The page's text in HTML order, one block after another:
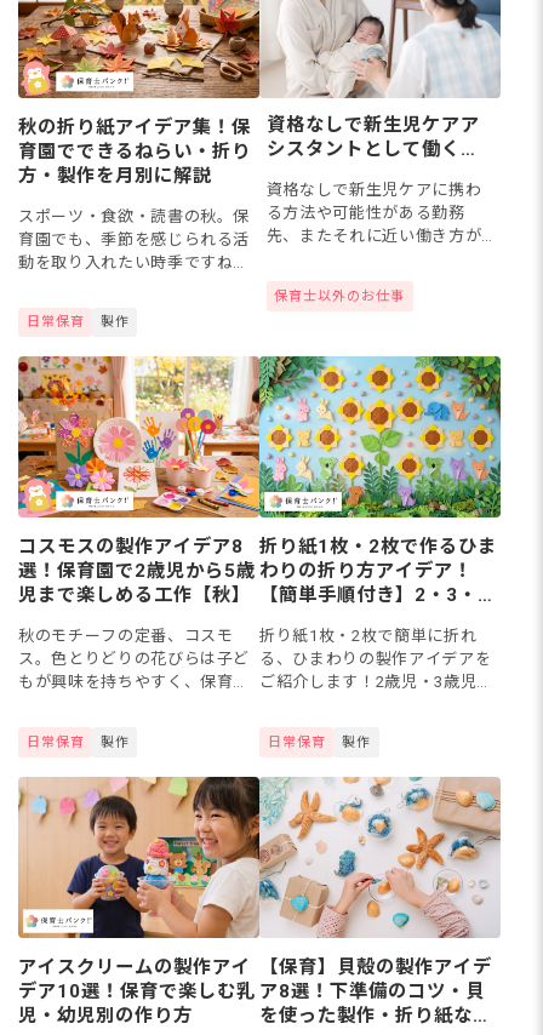
秋の折り紙アイデア集！保
育園でできるねらい・折り
方・製作を月別に解説
スポーツ・食欲・読書の秋。保
育園でも、季節を感じられる活
動を取り入れたい時季ですね。
育・製作にもつながります。こ
の記事では、保育園で楽しめる
秋の折...
日常保育 製作
資格なしで新生児ケアア
シスタントとして働くに
ために知っておきたいこ
と
資格なしで新生児ケアに携わ
る方法や可能性がある勤務
先、またそれに近い働き方が
保育士以外のお仕事
コスモスの製作アイデア8
選！保育園で2歳児から5歳
児まで楽しめる工作【秋】
秋のモチーフの定番、コスモ
ス。色とりどりの花びらは子ど
もが興味を持ちやすく、保育園
しめるスタンプやステンシルか
ら、年長クラス向けの折り紙・
PE...
日常保育 製作
折り紙1枚・2枚で作るひま
わりの折り方アイデア！
【簡単手順付き】2・3・
折り紙1枚・2枚で簡単に折れ
る、ひまわりの製作アイデアを
ご紹介します！2歳児・3歳児か
せた折り方など、年齢に合わせ
た内容をまとめました。折り...
日常保育 製作
アイスクリームの製作アイ
デア10選！保育で楽しむ乳
児・幼児別の作り方
【保育】貝殻の製作アイデ
ア8選！下準備のコツ・貝
を使った製作・折り紙など